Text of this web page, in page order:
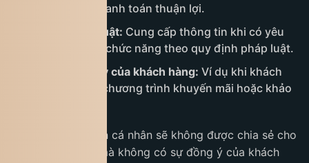
giao hàng và thanh toán thuận lợi.
Yêu cầu pháp luật: Cung cấp thông tin khi có yêu
cầu từ cơ quan chức năng theo quy định pháp luật.
Theo sự đồng ý của khách hàng: Ví dụ khi khách
hàng tham gia chương trình khuyến mãi hoặc khảo
Ngoài ra, thông tin cá nhân sẽ không được chia sẻ cho
bên thứ ba khác mà không có sự đồng ý của khách